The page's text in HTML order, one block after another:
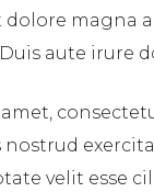
magna
aute irure
nostrud
velit esse